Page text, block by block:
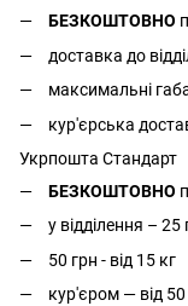
БЕЗКОШТОВНО
доставка до
максимальні
кур'єрська
Укрпошта Стандарт
БЕЗКОШТОВНО
у відділення –
50 грн - від 15 кг
кур'єром — від 50